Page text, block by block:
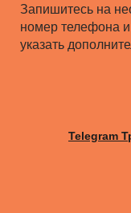
Запишитесь на
номер телефона
указать
Telegram